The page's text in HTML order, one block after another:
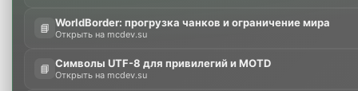
📘 WorldBorder: прогрузка чанков и ограничение мира
Открыть на mcdev.su
📘 Символы UTF-8 для привилегий и MOTD
Открыть на mcdev.su